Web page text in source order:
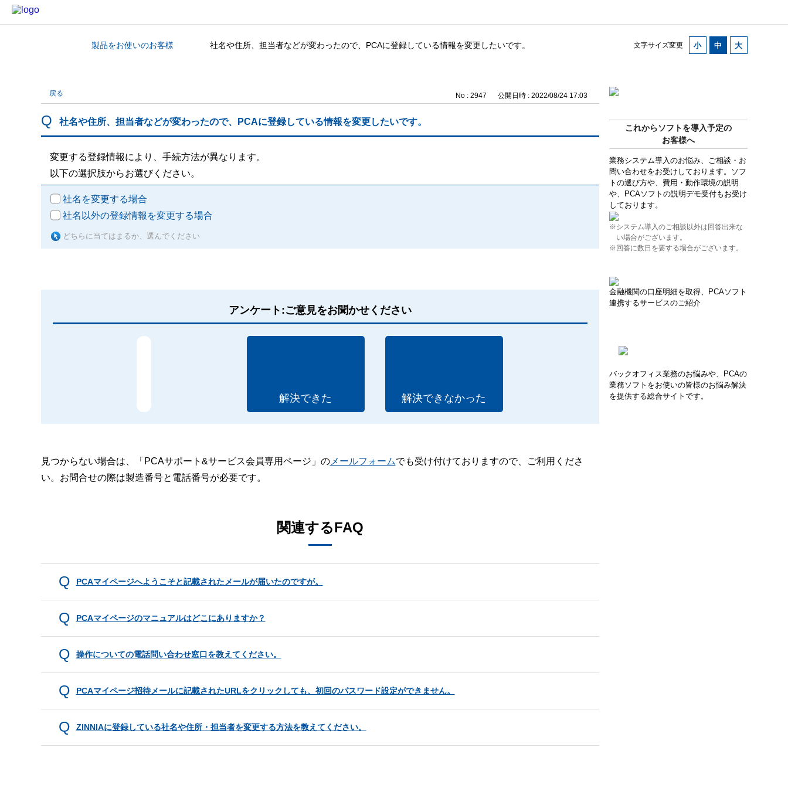
文字サイズ変更
カテゴリから探す製品をお使いのお客様 社名や住所、担当者などが変わったので、PCAに登録している情報を変更したいです。
これからソフトを導入予定の
お客様へ
業務システム導入のお悩み、ご相談・お
問い合わせをお受けしております。ソフ
トの選び方や、費用・動作環境の説明
や、PCAソフトの説明デモ受付もお受け
しております。
※システム導入のご相談以外は回答出来な
い場合がございます。
※回答に数日を要する場合がございます。
金融機関の口座明細を取得、PCAソフト
連携するサービスのご紹介
バックオフィス業務のお悩みや、PCAの
業務ソフトをお使いの皆様のお悩み解決
を提供する総合サイトです。
戻る No : 2947 公開日時 : 2022/08/24 17:03
社名や住所、担当者などが変わったので、PCAに登録している情報を変更したいです。
変更する登録情報により、手続方法が異なります。
以下の選択肢からお選びください。
社名を変更する場合
社名以外の登録情報を変更する場合
どちらに当てはまるか、選んでください
アンケート:ご意見をお聞かせください
解決できた 解決できなかった
見つからない場合は、「PCAサポート&サービス会員専用ページ」のメールフォームでも受け付けておりますので、ご利用くださ
い。お問合せの際は製造番号と電話番号が必要です。
関連するFAQ
PCAマイページへようこそと記載されたメールが届いたのですが。
PCAマイページのマニュアルはどこにありますか？
操作についての電話問い合わせ窓口を教えてください。
PCAマイページ招待メールに記載されたURLをクリックしても、初回のパスワード設定ができません。
ZINNIAに登録している社名や住所・担当者を変更する方法を教えてください。